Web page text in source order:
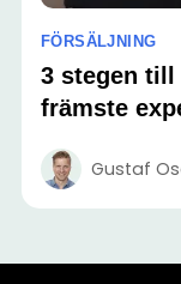
FÖRSÄLJNING
3 stegen till
främste
Gustaf